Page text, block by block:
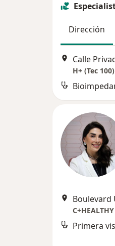
Dirección
H+ (Tec
C+HEALTHY
Primera